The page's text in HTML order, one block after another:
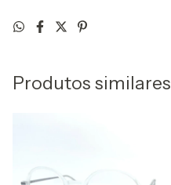
Produtos similares